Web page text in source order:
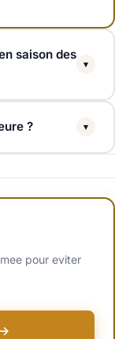
saison des
▾
mais l'essentiel
reste ouverte.
remparts n'ont
? ▾
et peu de
doree. Evitez le
arrivent les
pour eviter